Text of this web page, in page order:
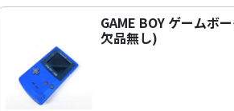
GAME BOY ゲームボ
欠品無し)